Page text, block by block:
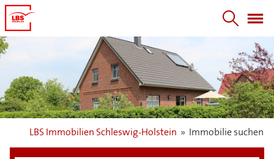
LBS Immobilien Schleswig-Holstein » Immobilie suchen